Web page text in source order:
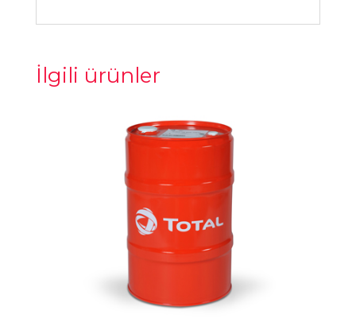
İlgili ürünler